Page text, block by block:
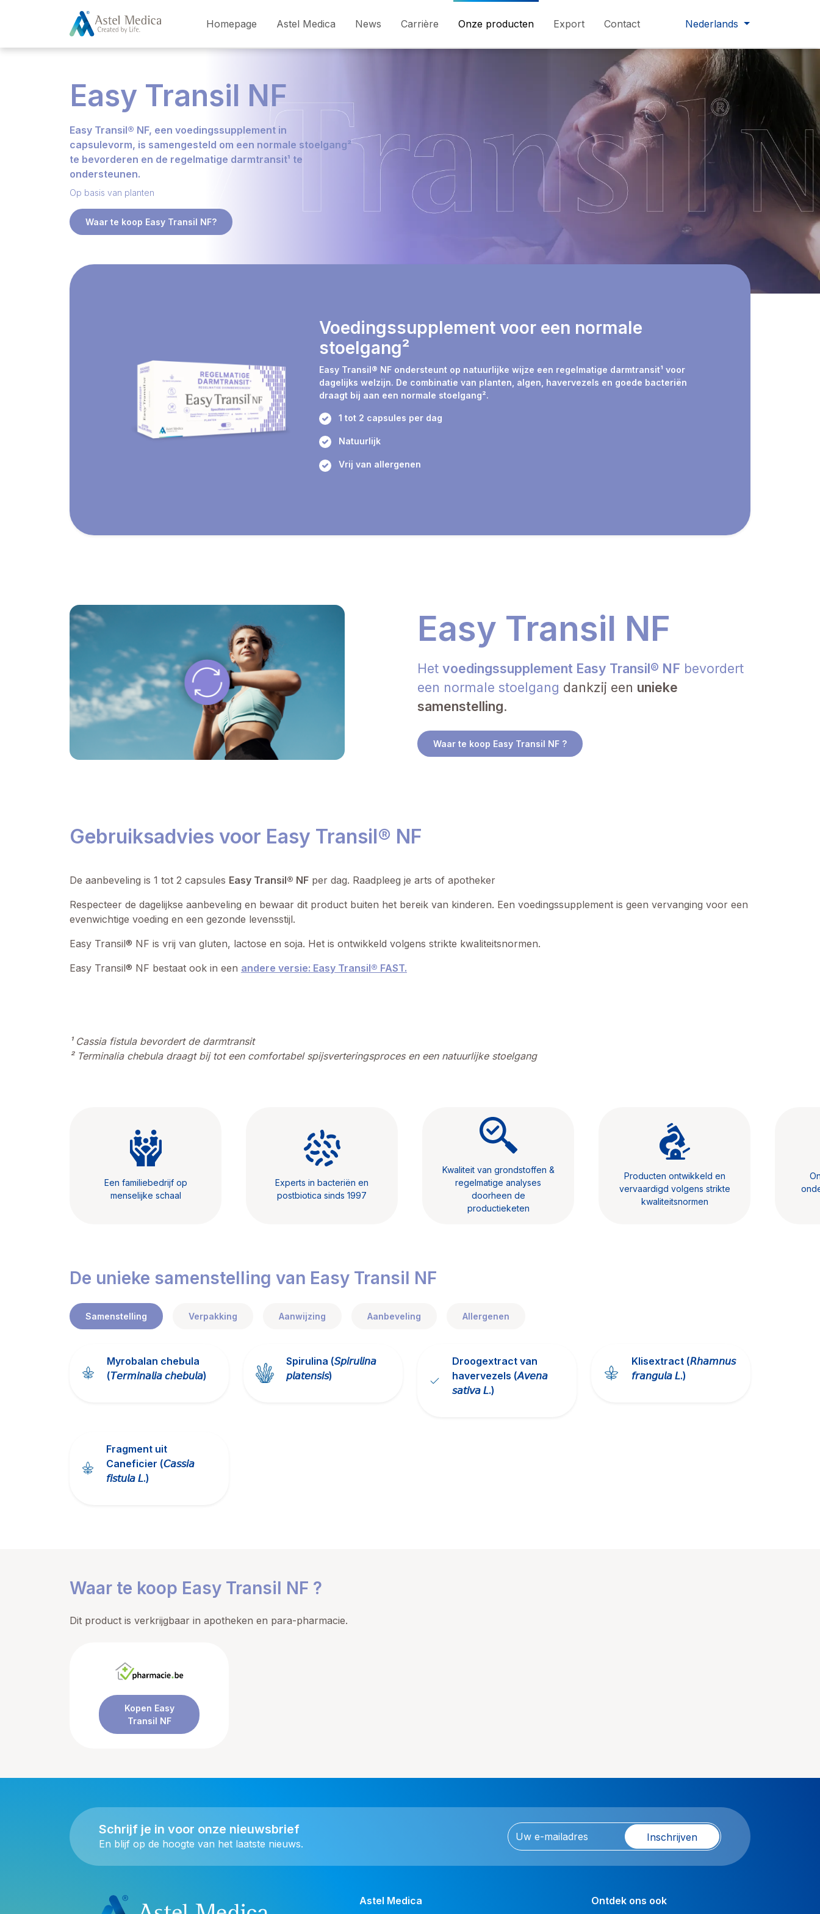
Homepage Astel Medica News Carrière Onze producten Export Contact Nederlands
Easy Transil NF
Easy Transil® NF, een voedingssupplement in
capsulevorm, is samengesteld om een normale stoelgang²
te bevorderen en de regelmatige darmtransit¹ te
ondersteunen.
Op basis van planten
Waar te koop Easy Transil NF?
Voedingssupplement voor een normale
stoelgang²
Easy Transil® NF ondersteunt op natuurlijke wijze een regelmatige darmtransit¹ voor
dagelijks welzijn. De combinatie van planten, algen, havervezels en goede bacteriën
draagt bij aan een normale stoelgang².
1 tot 2 capsules per dag
Natuurlijk
Vrij van allergenen
Easy Transil NF
Het voedingssupplement Easy Transil® NF bevordert
een normale stoelgang dankzij een unieke
samenstelling.
Waar te koop Easy Transil NF ?
Gebruiksadvies voor Easy Transil® NF
De aanbeveling is 1 tot 2 capsules Easy Transil® NF per dag. Raadpleeg je arts of apotheker
Respecteer de dagelijkse aanbeveling en bewaar dit product buiten het bereik van kinderen. Een voedingssupplement is geen vervanging voor een
evenwichtige voeding en een gezonde levensstijl.
Easy Transil® NF is vrij van gluten, lactose en soja. Het is ontwikkeld volgens strikte kwaliteitsnormen.
Easy Transil® NF bestaat ook in een andere versie: Easy Transil® FAST.
¹ Cassia fistula bevordert de darmtransit
² Terminalia chebula draagt bij tot een comfortabel spijsverteringsproces en een natuurlijke stoelgang
Een familiebedrijf op
menselijke schaal
Experts in bacteriën en
postbiotica sinds 1997
Kwaliteit van grondstoffen &
regelmatige analyses
doorheen de
productieketen
Producten ontwikkeld en
vervaardigd volgens strikte
kwaliteitsnormen
De unieke samenstelling van Easy Transil NF
Samenstelling Verpakking Aanwijzing Aanbeveling Allergenen
Myrobalan chebula
(𝘛𝘦𝘳𝘮𝘪𝘯𝘢𝘭𝘪𝘢 𝘤𝘩𝘦𝘣𝘶𝘭𝘢)
Spirulina (𝘚𝘱𝘪𝘳𝘶𝘭𝘪𝘯𝘢
𝘱𝘭𝘢𝘵𝘦𝘯𝘴𝘪𝘴)
Droogextract van
havervezels (𝘈𝘷𝘦𝘯𝘢
𝘴𝘢𝘵𝘪𝘷𝘢 𝘓.)
Klisextract (𝘙𝘩𝘢𝘮𝘯𝘶𝘴
𝘧𝘳𝘢𝘯𝘨𝘶𝘭𝘢 𝘓.)
Fragment uit
Caneficier (𝘊𝘢𝘴𝘴𝘪𝘢
𝘧𝘪𝘴𝘵𝘶𝘭𝘢 𝘓.)
Waar te koop Easy Transil NF ?
Dit product is verkrijgbaar in apotheken en para-pharmacie.
Kopen Easy
Transil NF
Schrijf je in voor onze nieuwsbrief
En blijf op de hoogte van het laatste nieuws.
Inschrijven
Astel Medica Ontdek ons ook